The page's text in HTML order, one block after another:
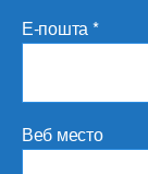
Е-пошта*
Веб место